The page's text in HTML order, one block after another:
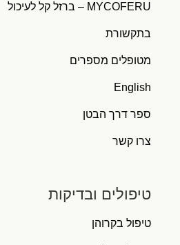
MYCOFERU – ברזל קל לעיכול
בתקשורת
מטופלים מספרים
English
ספר דרך הבטן
צרו קשר
טיפולים ובדיקות
טיפול בקרוהן